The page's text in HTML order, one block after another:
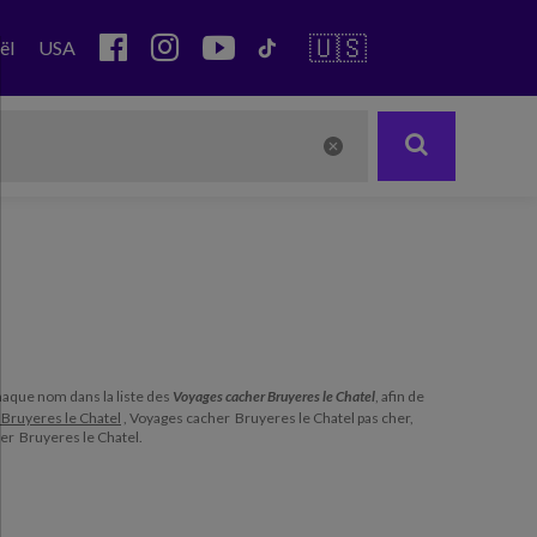
USA 🇺🇸
nom dans la liste des Voyages cacher Bruyeres le Chatel, afin de
le Chatel , Voyages cacher Bruyeres le Chatel pas cher,
Bruyeres le Chatel.